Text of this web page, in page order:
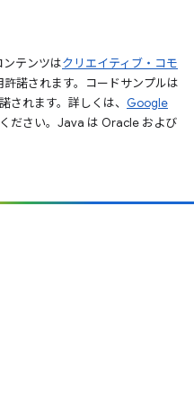
テンツはクリエイティブ・コモ
許諾されます。コードサンプルは
されます。詳しくは、 Google
ださい。Java は Oracle および